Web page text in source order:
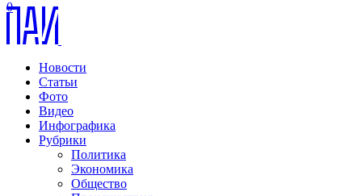
Новости
Статьи
Фото
Видео
Инфографика
Рубрики
Политика
Экономика
Общество
0